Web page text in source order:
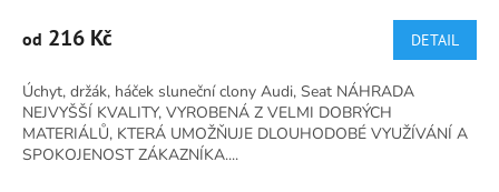
produktu
z
5
hvězdiček.
od 216 Kč DETAIL
Úchyt, držák, háček sluneční clony Audi, Seat NÁHRADA
NEJVYŠŠÍ KVALITY, VYROBENÁ Z VELMI DOBRÝCH
MATERIÁLŮ, KTERÁ UMOŽŇUJE DLOUHODOBÉ VYUŽÍVÁNÍ A
SPOKOJENOST ZÁKAZNÍKA....